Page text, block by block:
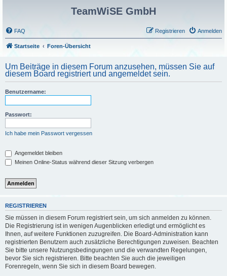
TeamWiSE GmbH
FAQ Anmelden
Registrieren
Startseite Foren-Übersicht
Um Beiträge in diesem Forum anzusehen, müssen Sie auf
diesem Board registriert und angemeldet sein.
Benutzername:
Passwort:
Ich habe mein Passwort vergessen
Angemeldet bleiben
Meinen Online-Status während dieser Sitzung verbergen
REGISTRIEREN
Sie müssen in diesem Forum registriert sein, um sich anmelden zu können.
Die Registrierung ist in wenigen Augenblicken erledigt und ermöglicht es
Ihnen, auf weitere Funktionen zuzugreifen. Die Board-Administration kann
registrierten Benutzern auch zusätzliche Berechtigungen zuweisen. Beachten
Sie bitte unsere Nutzungsbedingungen und die verwandten Regelungen,
bevor Sie sich registrieren. Bitte beachten Sie auch die jeweiligen
Forenregeln, wenn Sie sich in diesem Board bewegen.